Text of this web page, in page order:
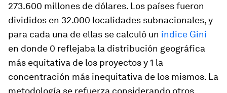
273.600 millones de dólares. Los países fueron
divididos en 32.000 localidades subnacionales, y
para cada una de ellas se calculó un índice Gini
en donde 0 reflejaba la distribución geográfica
más equitativa de los proyectos y 1 la
concentración más inequitativa de los mismos. La
metodología se refuerza considerando otros